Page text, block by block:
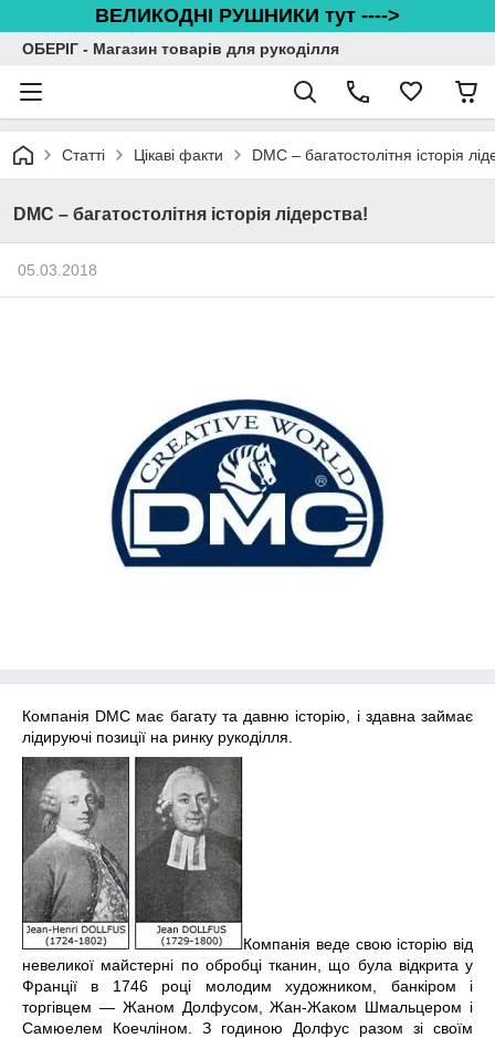
ВЕЛИКОДНІ РУШНИКИ тут ---->
ОБЕРІГ - Магазин товарів для рукоділля
Статті Цікаві факти DMC – багатостолітня історія
DMC – багатостолітня історія лідерства!
05.03.2018
Компанія DMC має багату та давню історію, і здавна займає
лідируючі позиції на ринку рукоділля.
Компанія веде свою історію від
невеликої майстерні по обробці тканин, що була відкрита у
Франції в 1746 році молодим художником, банкіром і
торгівцем — Жаном Долфусом, Жан-Жаком Шмальцером і
Самюелем Коечліном. З годиною Долфус разом зі своїм